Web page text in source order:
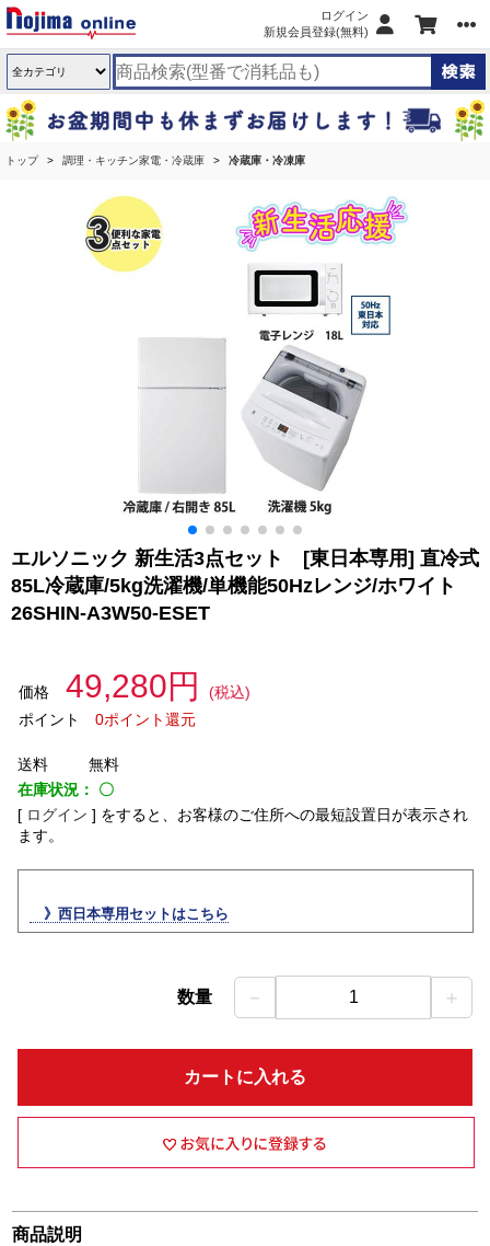
ログイン
新規会員登録(無料)
トップ 調理・キッチン家電・冷蔵庫 冷蔵庫・冷凍庫
エルソニック 新生活3点セット [東日本専用] 直冷式
85L冷蔵庫/5kg洗濯機/単機能50Hzレンジ/ホワイト
26SHIN-A3W50-ESET
価格 49,280円
(税込)
ポイント
0ポイント還元
送料
無料
在庫状況： 〇
[ ログイン ] をすると、お客様のご住所への最短設置日が表示され
ます。
》西日本専用セットはこちら
数量 － 1 ＋
カートに入れる
商品説明